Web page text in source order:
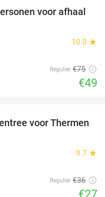
35%
voor afhaal
10.0 star
Regulier €75
€49
25%
voor Thermen
9.7 star
Regulier €36
€27